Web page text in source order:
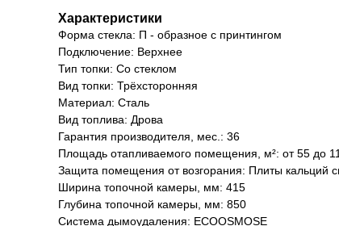
Характеристики
Форма стекла: П - образное с принтингом
Подключение: Верхнее
Тип топки: Со стеклом
Вид топки: Трёхсторонняя
Материал: Сталь
Вид топлива: Дрова
Гарантия производителя, мес.: 36
Площадь отапливаемого помещения, м²: от 55 до
Защита помещения от возгорания: Плиты кальций
Ширина топочной камеры, мм: 415
Глубина топочной камеры, мм: 850
Система дымоудаления: ECOOSMOSE